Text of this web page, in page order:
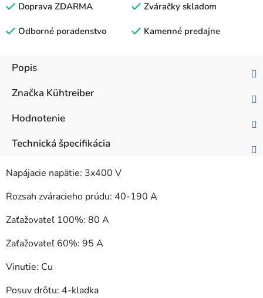
Doprava ZDARMA Zváračky skladom
Odborné poradenstvo Kamenné predajne
Popis
Značka Kühtreiber
Hodnotenie
Technická špecifikácia
Napájacie napätie: 3x400 V
Rozsah zváracieho prúdu: 40-190 A
Zaťažovateľ 100%: 80 A
Zaťažovateľ 60%: 95 A
Vinutie: Cu
Posuv drôtu: 4-kladka